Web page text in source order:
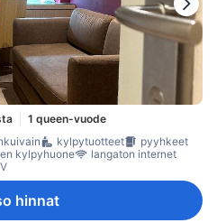
1 queen-vuode
kylpytuotteet
pyyhkeet
kylpyhuone
langaton internet
hinnat